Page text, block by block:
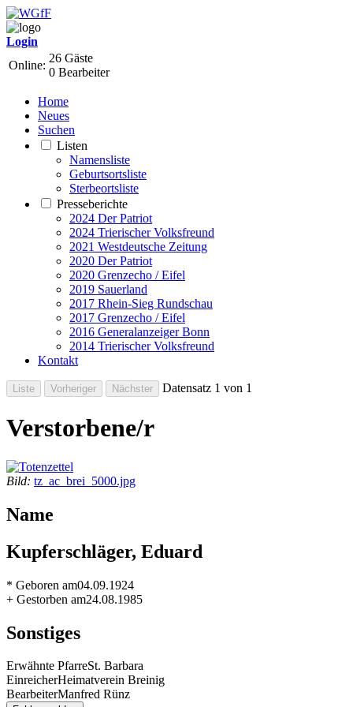
Login
Online:
26 Gäste
0 Bearbeiter
Home
Neues
Suchen
Listen
Namensliste
Geburtsortsliste
Sterbeortsliste
Presseberichte
2024 Der Patriot
2024 Trierischer Volksfreund
2021 Westdeutsche Zeitung
2020 Der Patriot
2020 Grenzecho / Eifel
2019 Sauerland
2017 Rhein-Sieg Rundschau
2017 Grenzecho / Eifel
2016 Generalanzeiger Bonn
2014 Trierischer Volksfreund
Kontakt
Datensatz 1 von 1
Verstorbene/r
Bild: tz_ac_brei_5000.jpg
Name
Kupferschläger, Eduard
* Geboren am04.09.1924
+ Gestorben am24.08.1985
Sonstiges
Erwähnte PfarreSt. Barbara
EinreicherHeimatverein Breinig
BearbeiterManfred Rünz